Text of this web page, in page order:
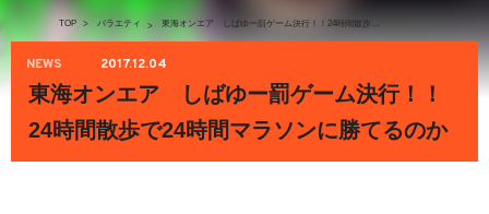
TOP > バラエティ > 東海オンエア しばゆー罰ゲーム決行！！24時間散歩で24時間マラソンに勝てるのか
NEWS 2017.12.04
東海オンエア しばゆー罰ゲーム決行！！
24時間散歩で24時間マラソンに勝てるのか